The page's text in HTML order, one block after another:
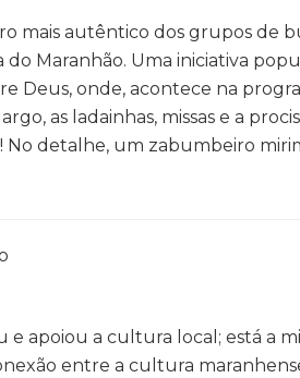
mais autêntico dos grupos de
Maranhão. Uma iniciativa
Deus, onde, acontece na
as ladainhas, missas e a
No detalhe, um zabumbeiro
apoiou a cultura local; está a
entre a cultura